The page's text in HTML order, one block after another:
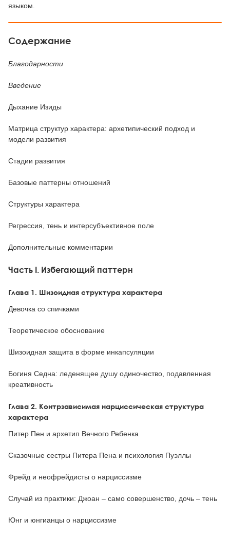
языком.
Содержание
Благодарности
Введение
Дыхание Изиды
Матрица структур характера: архетипический подход и
модели развития
Стадии развития
Базовые паттерны отношений
Структуры характера
Регрессия, тень и интерсубъективное поле
Дополнительные комментарии
Часть I. Избегающий паттерн
Глава 1. Шизоидная структура характера
Девочка со спичками
Теоретическое обоснование
Шизоидная защита в форме инкапсуляции
Богиня Седна: леденящее душу одиночество, подавленная
креативность
Глава 2. Контрзависимая нарциссическая структура
характера
Питер Пен и архетип Вечного Ребенка
Сказочные сестры Питера Пена и психология Пуэллы
Фрейд и неофрейдисты о нарциссизме
Случай из практики: Джоан – само совершенство, дочь – тень
Юнг и юнгианцы о нарциссизме